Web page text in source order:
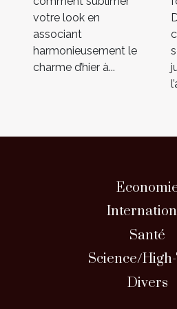
votre look en
associant
harmonieusement le
charme d’hier à...
Santé
Science/
Divers